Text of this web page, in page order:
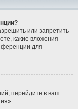
или запретить
какие вложения
для
перейдите в ваш